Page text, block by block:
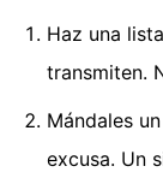
Haz una
transmiten.
Mándales
excusa. Un